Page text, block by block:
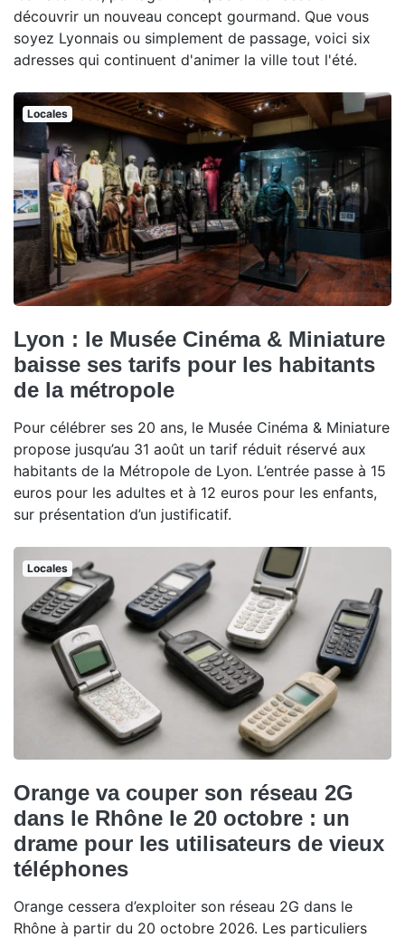
découvrir un nouveau concept gourmand. Que vous
soyez Lyonnais ou simplement de passage, voici six
adresses qui continuent d'animer la ville tout l'été.
Locales
Lyon : le Musée Cinéma & Miniature
baisse ses tarifs pour les habitants
de la métropole
Pour célébrer ses 20 ans, le Musée Cinéma & Miniature
propose jusqu’au 31 août un tarif réduit réservé aux
habitants de la Métropole de Lyon. L’entrée passe à 15
euros pour les adultes et à 12 euros pour les enfants,
sur présentation d’un justificatif.
Locales
Orange va couper son réseau 2G
dans le Rhône le 20 octobre : un
drame pour les utilisateurs de vieux
téléphones
Orange cessera d’exploiter son réseau 2G dans le
Rhône à partir du 20 octobre 2026. Les particuliers